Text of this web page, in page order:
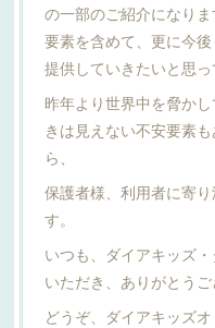
の一部のご紹介になり
要素を含めて、更に今
提供していきたいと思っ
昨年より世界中を脅か
きは見えない不安要素
ら、
保護者様、利用者に寄
す。
いつも、ダイアキッズ
いただき、ありがとうご
どうぞ、ダイアキッズ